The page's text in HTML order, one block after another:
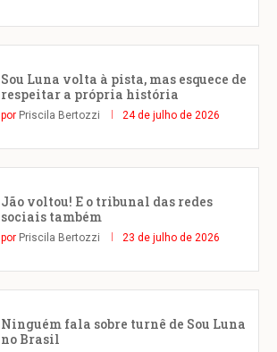
Sou Luna volta à pista, mas esquece de
respeitar a própria história
por Priscila Bertozzi 24 de julho de 2026
Jão voltou! E o tribunal das redes
sociais também
por Priscila Bertozzi 23 de julho de 2026
Ninguém fala sobre turnê de Sou Luna
no Brasil